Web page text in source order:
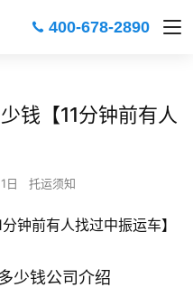
400-678-2890
钱【11分钟前有人
日 托运须知
钟前有人找过中振运车】
少钱公司介绍